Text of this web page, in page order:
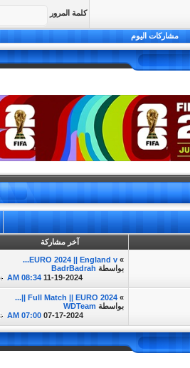
كلمة المرور
مشاركات اليوم
آخر مشاركة
»
EURO 2024 || England v...
بواسطة BadrBadrah
11-19-2024
08:34 AM
»
Full Match || EURO 2024 ||...
بواسطة WDTeam
07-17-2024
07:00 AM